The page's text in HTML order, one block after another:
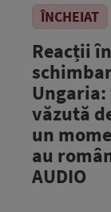
ÎNCHEIAT
Reacții
văzută
un
au
AUDIO